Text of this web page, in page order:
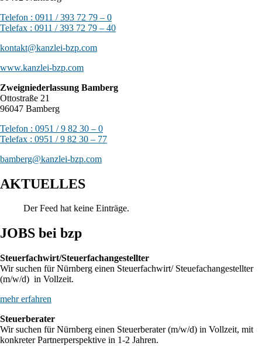
Telefon : 0911 / 393 72 79 – 0
Telefax : 0911 / 393 72 79 – 40
kontakt@kanzlei-bzp.com
www.kanzlei-bzp.com
Zweigniederlassung Bamberg
Ottostraße 21
96047 Bamberg
Telefon : 0951 / 9 82 30 – 0
Telefax : 0951 / 9 82 30 – 77
bamberg@kanzlei-bzp.com
AKTUELLES
Der Feed hat keine Einträge.
JOBS bei bzp
Steuerfachwirt/Steuerfachangestellter
Wir suchen für Nürnberg einen Steuerfachwirt/ Steuefachangestellter
(m/w/d) in Vollzeit.
mehr erfahren
Steuerberater
Wir suchen für Nürnberg einen Steuerberater (m/w/d) in Vollzeit, mit
konkreter Partnerperspektive in 1-2 Jahren.